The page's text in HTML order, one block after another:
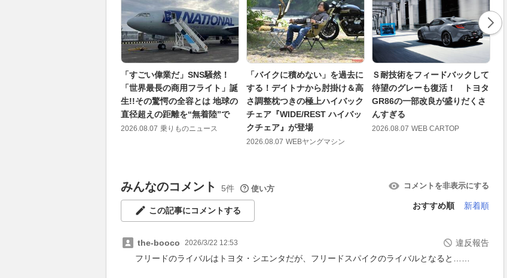
「すごい偉業だ」SNS騒然！
「世界最長の商用フライト」誕
生!!その驚愕の全容とは 地球の
直径超えの距離を“無着陸”で
2026.08.07 乗りものニュース
「バイクに積めない」を過去に
する！デイトナから肘掛け＆高
さ調整枕つきの極上ハイバック
チェア『WIDE/REST ハイバッ
クチェア』が登場
2026.08.07 WEBヤングマシン
Ｓ耐技術をフィードバックして
待望のグレーも復活！ トヨタ
GR86の一部改良が盛りだくさ
んすぎる
2026.08.07 WEB CARTOP
みんなのコメント 5件 使い方 コメントを非表示にする
この記事にコメントする
おすすめ順 新着順
the-booco 2026/3/22 12:53
違反報告
フリードのライバルはトヨタ・シエンタだが、フリードスパイクのライバルとなると……